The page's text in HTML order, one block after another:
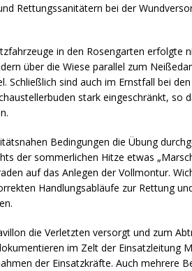
Rettungssanitätern bei der
in den Rosengarten erfolgte
über die Wiese parallel zum
Schließlich sind auch im Ernstfall bei
stark eingeschränkt, so
Bedingungen die Übung
der sommerlichen Hitze etwas
auf das Anlegen der Vollmontur.
Handlungsabläufe zur Rettung
die Verletzten versorgt und zum
im Zelt der Einsatzleitung
der Einsatzkräfte. Auch mehrere